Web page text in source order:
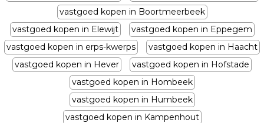
vastgoed kopen in Boortmeerbeek
vastgoed kopen in Elewijt
vastgoed kopen in Eppegem
vastgoed kopen in erps-kwerps
vastgoed kopen in Haacht
vastgoed kopen in Hever
vastgoed kopen in Hofstade
vastgoed kopen in Hombeek
vastgoed kopen in Humbeek
vastgoed kopen in Kampenhout